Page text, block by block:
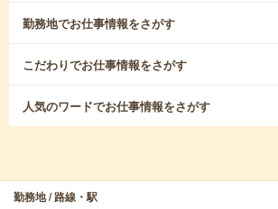
勤務地でお仕事情報をさがす
こだわりでお仕事情報をさがす
人気のワードでお仕事情報をさがす
勤務地 / 路線・駅